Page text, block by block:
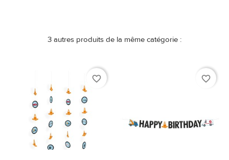
3 autres produits de la même catégorie :
favorite_border favorite_border